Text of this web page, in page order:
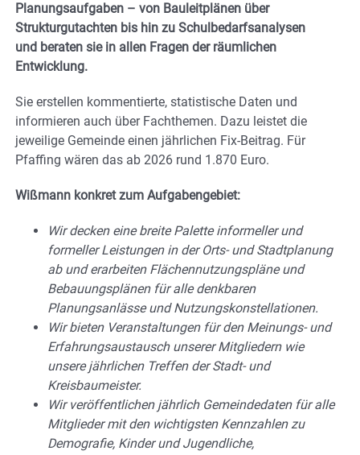
Planungsaufgaben – von Bauleitplänen über
Strukturgutachten bis hin zu Schulbedarfsanalysen
und beraten sie in allen Fragen der räumlichen
Entwicklung.
Sie erstellen kommentierte, statistische Daten und
informieren auch über Fachthemen. Dazu leistet die
jeweilige Gemeinde einen jährlichen Fix-Beitrag. Für
Pfaffing wären das ab 2026 rund 1.870 Euro.
Wißmann konkret zum Aufgabengebiet:
Wir decken eine breite Palette informeller und
formeller Leistungen in der Orts-und Stadtplanung
ab und erarbeiten Flächennutzungspläne und
Bebauungsplänen für alle denkbaren
Planungsanlässe und Nutzungskonstellationen.
Wir bieten Veranstaltungen für den Meinungs- und
Erfahrungsaustausch unserer Mitgliedern wie
unsere jährlichen Treffen der Stadt- und
Kreisbaumeister.
Wir veröffentlichen jährlich Gemeindedaten für alle
Mitglieder mit den wichtigsten Kennzahlen zu
Demografie, Kinder und Jugendliche,